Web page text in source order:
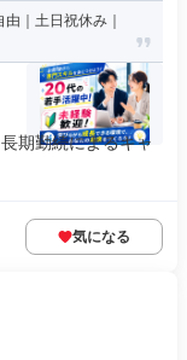
｜土日祝休み｜
期勤続によるキャ
気になる